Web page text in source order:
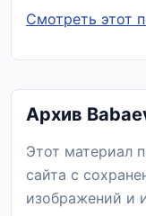
Смотреть этот
Архив
Этот материал
сайта с
изображений и